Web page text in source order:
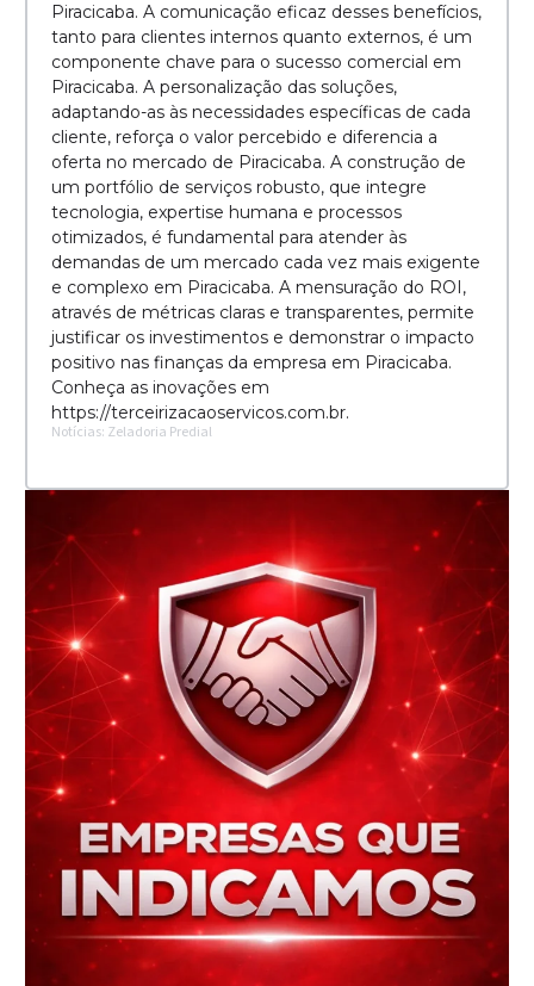
Piracicaba. A comunicação eficaz desses benefícios,
tanto para clientes internos quanto externos, é um
componente chave para o sucesso comercial em
Piracicaba. A personalização das soluções,
adaptando-as às necessidades específicas de cada
cliente, reforça o valor percebido e diferencia a
oferta no mercado de Piracicaba. A construção de
um portfólio de serviços robusto, que integre
tecnologia, expertise humana e processos
otimizados, é fundamental para atender às
demandas de um mercado cada vez mais exigente
e complexo em Piracicaba. A mensuração do ROI,
através de métricas claras e transparentes, permite
justificar os investimentos e demonstrar o impacto
positivo nas finanças da empresa em Piracicaba.
Conheça as inovações em
https://terceirizacaoservicos.com.br.
Notícias: Zeladoria Predial